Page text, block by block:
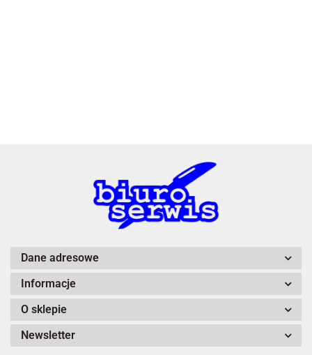
A4 Tech
Dane adresowe
Informacje
O sklepie
Newsletter